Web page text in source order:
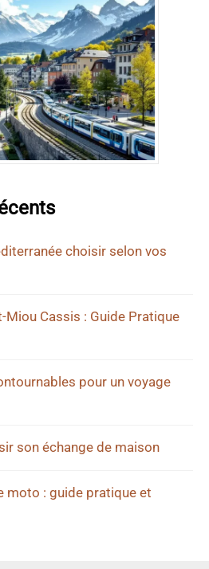
choisir selon vos
Miou Cassis : Guide Pratique
pour un voyage
son échange de maison
moto : guide pratique et